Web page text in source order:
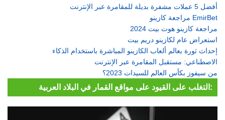
أفضل 5 عملات مشفرة بديلة للمقامرة عبر الإنترنت
مراجعة كازينو EmirBet
مراجعة كازينو هوت بيت 2024
استعراض عام لكازينو دريم بيت
إحداث ثورة بعالم ألعاب الكازينو المباشرة باستخدام الذكاء
الاصطناعي: مستقبل المقامرة عبر الإنترنت
من سيفوز بكأس العالم للسيدات 2023؟
التغلب على القيود على مواقع القمار في البلاد العربية: